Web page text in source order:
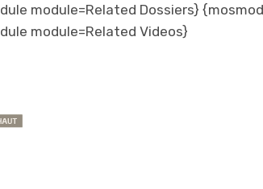
module=Related Dossiers}
module=Related Videos}